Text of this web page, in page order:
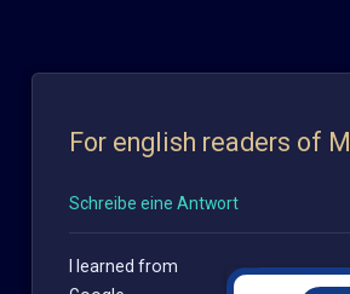
For english readers of
Schreibe eine Antwort
I learned from